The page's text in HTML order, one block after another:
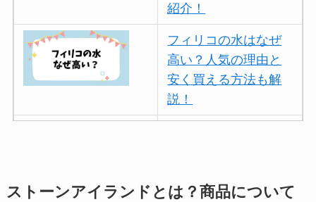
紹介！
フィリコの水はなぜ
高い？人気の理由と
安く買える方法も解
説！
を紹介！
ストーンアイランドとは？商品について